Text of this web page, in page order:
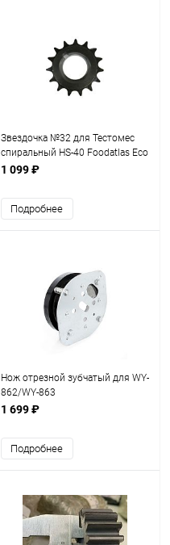
Звездочка №32 для Тестомес
спиральный HS-40 Foodatlas Eco
220В
1 099 ₽
Подробнее
Нож отрезной зубчатый для WY-
862/WY-863
1 699 ₽
Подробнее